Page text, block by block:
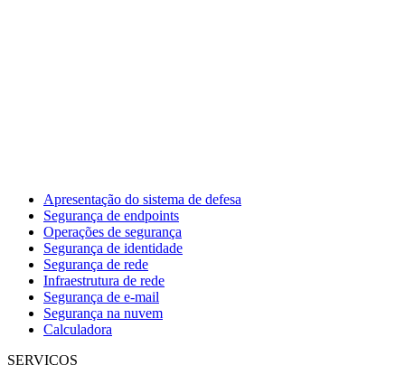
Apresentação do sistema de defesa
Segurança de endpoints
Operações de segurança
Segurança de identidade
Segurança de rede
Infraestrutura de rede
Segurança de e-mail
Segurança na nuvem
Calculadora
SERVIÇOS